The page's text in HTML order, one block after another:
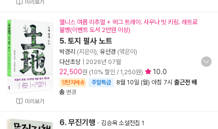
미리보기
미리보기
웰니스 여름 리추얼 + 에그 트레이. 사우나 빗 키링. 레트로
물병(이벤트 도서 2만원 이상)
5. 토지 필사 노트
박경리 (지은이), 유선경 (엮은이)
다산초당
2026년 07월
22,500원 (10% 할인 / 1,250원) 10.0
양탄자배송 주말특급 8월 10일 (월) 아침 7시 출근전 배
송 변경
6. 무진기행 - 김승옥 소설전집 1